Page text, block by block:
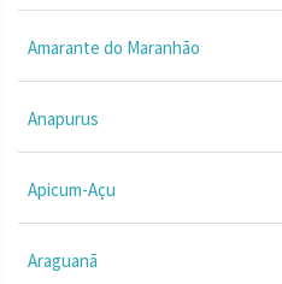
Amarante do Maranhão
Anapurus
Apicum-Açu
Araguanã